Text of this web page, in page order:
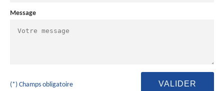
Message
(*) Champs obligatoire